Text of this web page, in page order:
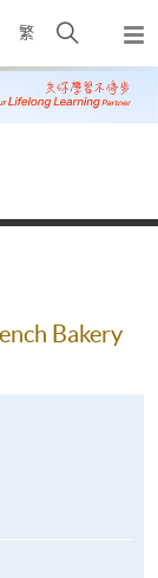
繁
开
搜
寻
弹
出
主
Bakery